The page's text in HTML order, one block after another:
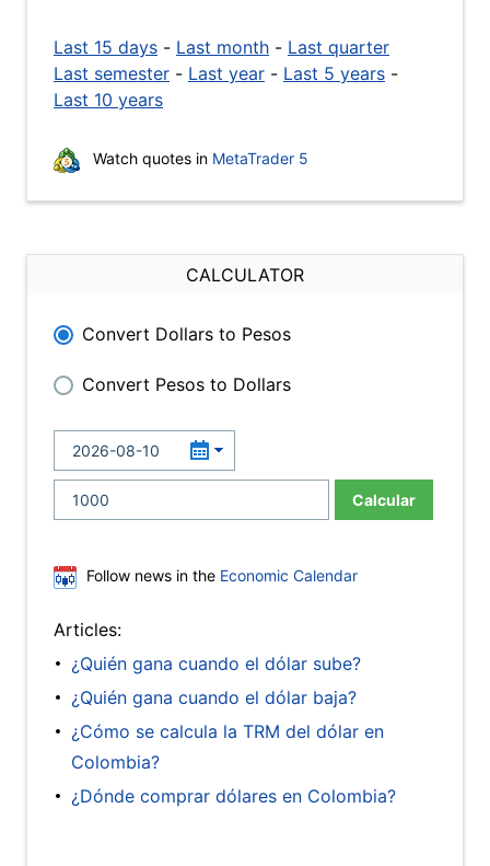
Last 15 days - Last month - Last quarter
Last semester - Last year - Last 5 years -
Last 10 years
Watch quotes in MetaTrader 5
CALCULATOR
Convert Dollars to Pesos
Convert Pesos to Dollars
Calcular
Follow news in the Economic Calendar
Articles:
¿Quién gana cuando el dólar sube?
¿Quién gana cuando el dólar baja?
¿Cómo se calcula la TRM del dólar en
Colombia?
¿Dónde comprar dólares en Colombia?